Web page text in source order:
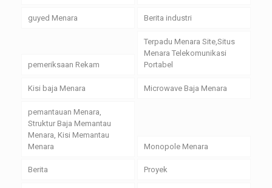
guyed Menara Berita industri
pemeriksaan Rekam
Terpadu Menara Site,Situs
Menara Telekomunikasi
Portabel
Kisi baja Menara Microwave Baja Menara
pemantauan Menara,
Struktur Baja Memantau
Menara, Kisi Memantau
Menara
Monopole Menara
Berita Proyek